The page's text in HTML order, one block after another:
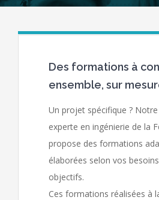
Des formations à
ensemble, sur
Un projet spécifique ?
experte en ingénierie de la
propose des formations
élaborées selon vos
objectifs.
Ces formations réalisées à